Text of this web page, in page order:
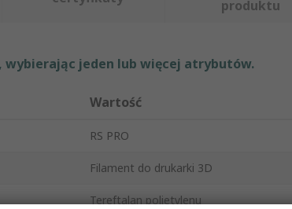
produktu
jeden lub więcej atrybutów.
Wartość
RS PRO
Filament do drukarki 3D
Tereftalan polietylenu